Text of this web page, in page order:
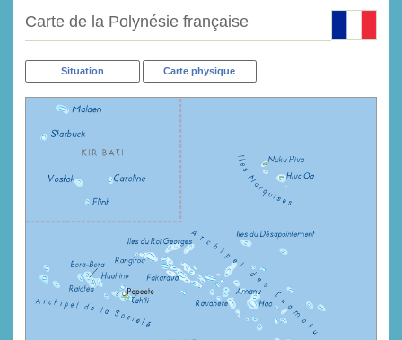
Carte de la Polynésie française
Situation Carte physique